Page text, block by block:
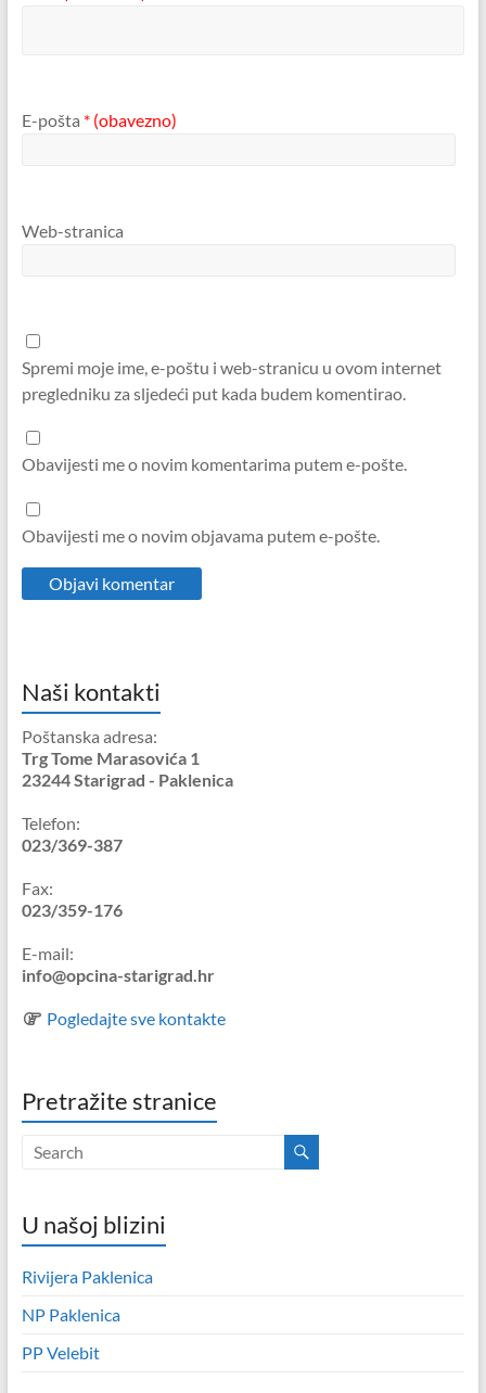
E-pošta * (obavezno)
Web-stranica
Spremi moje ime, e-poštu i web-stranicu u ovom internet
pregledniku za sljedeći put kada budem komentirao.
Obavijesti me o novim komentarima putem e-pošte.
Obavijesti me o novim objavama putem e-pošte.
Naši kontakti
Poštanska adresa:
Trg Tome Marasovića 1
23244 Starigrad - Paklenica
Telefon:
023/369-387
Fax:
023/359-176
E-mail:
info@opcina-starigrad.hr
Pogledajte sve kontakte
Pretražite stranice
U našoj blizini
Rivijera Paklenica
NP Paklenica
PP Velebit